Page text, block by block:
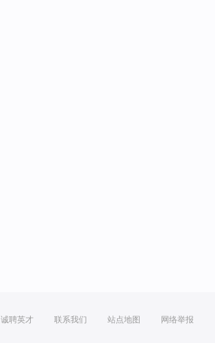
诚聘英才 联系我们 站点地图 网络举报